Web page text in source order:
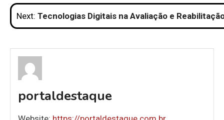
Post
Next: Tecnologias Digitais na Avaliação e
portaldestaque